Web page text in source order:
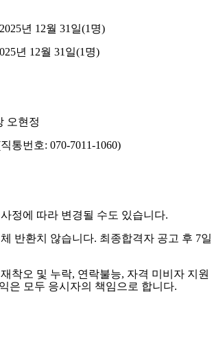
년 12월 31 일(1 명)
년 12월 31 일(1 명)
오현정
직통번호: 070-7011-1060)
정에 따라 변경될 수도 있습니다.
반환치 않습니다. 최종합격자 공고 후 7일
착오 및 누락, 연락불능, 자격 미비자 지원
은 모두 응시자의 책임으로 합니다.